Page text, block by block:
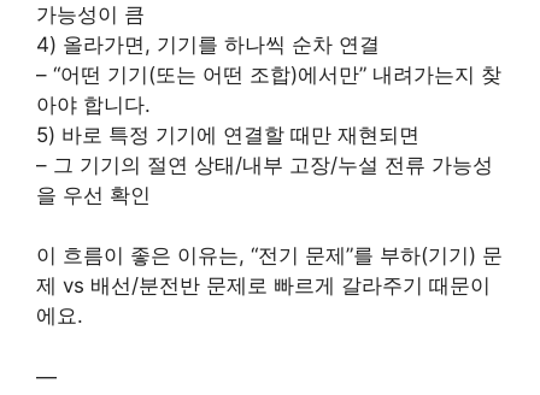
가능성이 큼
4) 올라가면, 기기를 하나씩 순차 연결
– “어떤 기기(또는 어떤 조합)에서만” 내려가는지 찾
아야 합니다.
5) 바로 특정 기기에 연결할 때만 재현되면
– 그 기기의 절연 상태/내부 고장/누설 전류 가능성
을 우선 확인
이 흐름이 좋은 이유는, “전기 문제”를 부하(기기) 문
제 vs 배선/분전반 문제로 빠르게 갈라주기 때문이
에요.
—